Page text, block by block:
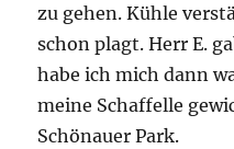
zu gehen. Kühle
schon plagt. Herr E.
habe ich mich dann
meine Schaffelle
Schönauer Park.